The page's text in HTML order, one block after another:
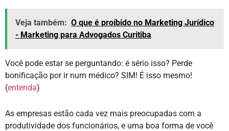
Veja também: O que é proíbido no Marketing Jurídico
- Marketing para Advogados Curitiba
Você pode estar se perguntando: é sério isso? Perde
bonificação por ir num médico? SIM! É isso mesmo!
(entenda)
As empresas estão cada vez mais preocupadas com a
produtividade dos funcionários, e uma boa forma de você